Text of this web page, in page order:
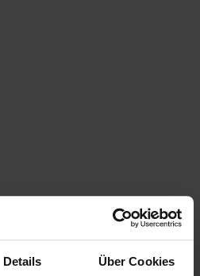
Details Über Cookies